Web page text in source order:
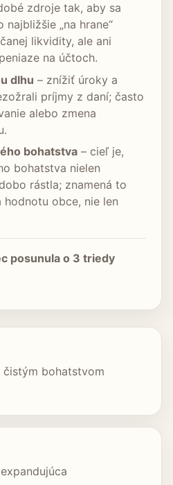
zdroje tak, aby sa
„na hrane“
likvidity, ale ani
na účtoch.
dlhu – znížiť úroky a
príjmy z daní; často
alebo zmena
bohatstva– cieľ je,
bohatstva nielen
rástla; znamená to
obce, nie len
posunula o 3 triedy
čistým bohatstvom